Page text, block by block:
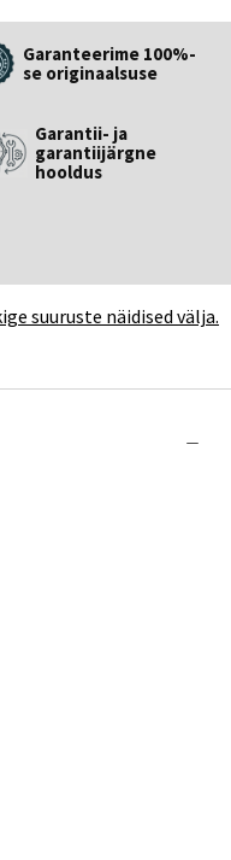
Garanteerime 100%-
se originaalsuse
Garantii- ja
garantiijärgne
hooldus
suuruste näidised välja.